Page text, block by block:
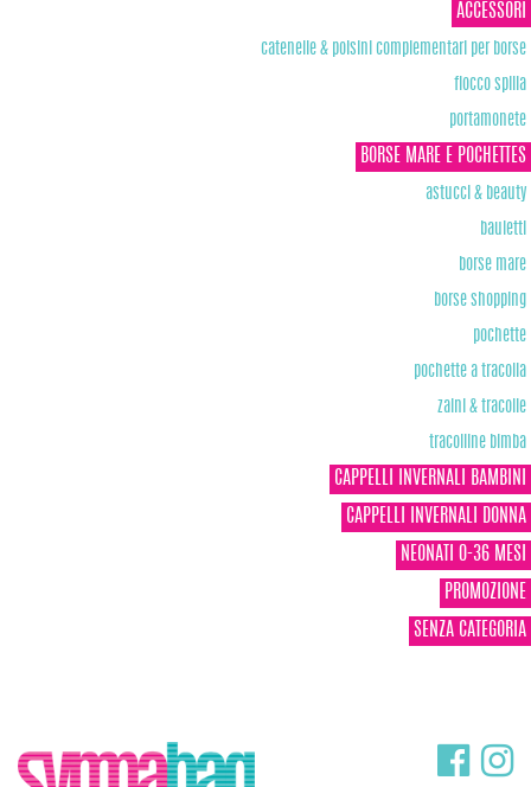
ACCESSORI
catenelle & polsini complementari per borse
fiocco spilla
portamonete
BORSE MARE E POCHETTES
astucci & beauty
bauletti
borse mare
borse shopping
pochette
pochette a tracolla
zaini & tracolle
tracolline bimba
CAPPELLI INVERNALI BAMBINI
CAPPELLI INVERNALI DONNA
NEONATI 0-36 MESI
PROMOZIONE
SENZA CATEGORIA